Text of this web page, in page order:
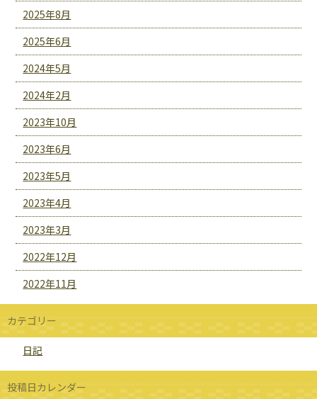
2025年8月
2025年6月
2024年5月
2024年2月
2023年10月
2023年6月
2023年5月
2023年4月
2023年3月
2022年12月
2022年11月
カテゴリー
日記
投稿日カレンダー